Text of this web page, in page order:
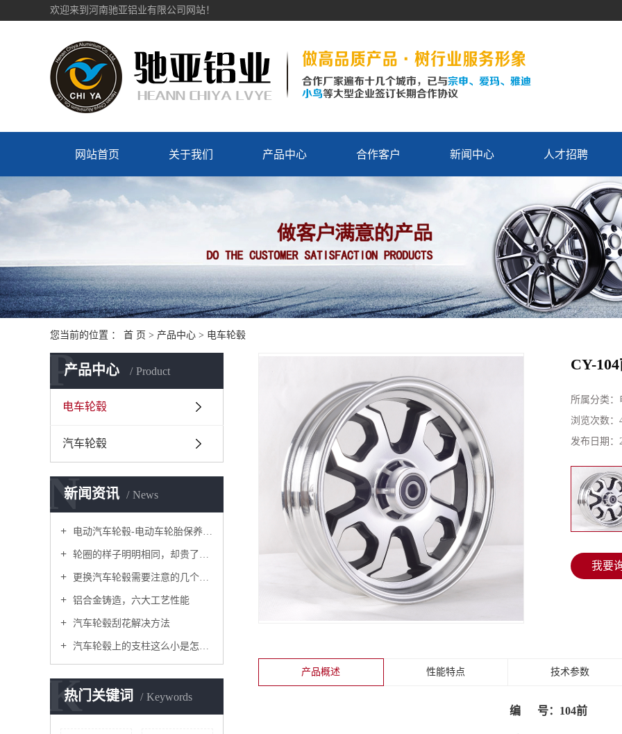
欢迎来到河南驰亚铝业有限公司网站！
网站首页 关于我们
公司简介
发展历程
企业荣誉
产品中心
汽车轮毂
合作客户 新闻中心 人才招聘
您当前的位置 ： 首 页 > 产品中心 > 电车轮毂
产品中心 Product
P
电车轮毂
汽车轮毂
新闻资讯 News
N
电动汽车轮毂-电动车轮胎保养要诀
轮圈的样子明明相同，却贵了好几倍！原来是这个原因
更换汽车轮毂需要注意的几个禁忌
铝合金铸造，六大工艺性能
汽车轮毂刮花解决方法
汽车轮毂上的支柱这么小是怎么承受汽车重量的？
热门关键词 Keywords
K
CY-
所属分类：
浏览次数：
发布日期：
我要
产品概述 性能特点 技术参数
编 号：104前